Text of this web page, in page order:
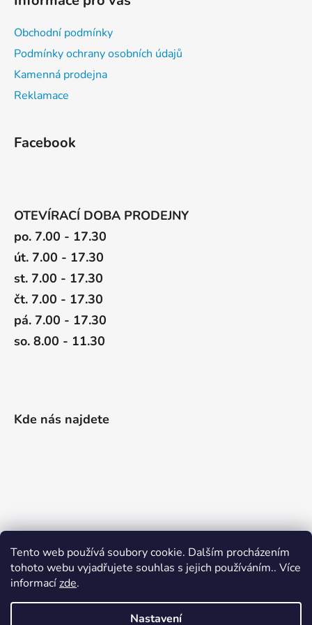
Tento web používá soubory cookie. Dalším procházením
tohoto webu vyjadřujete souhlas s jejich používáním.. Více
informacízde.
Nastavení
Obchodní podmínky
Podmínky ochrany osobních údajů
Kamenná prodejna
Reklamace
Facebook
OTEVÍRACÍ DOBA PRODEJNY
po. 7.00 - 17.30
út. 7.00 - 17.30
st. 7.00 - 17.30
čt. 7.00 - 17.30
pá. 7.00 - 17.30
so. 8.00 - 11.30
Kde nás najdete